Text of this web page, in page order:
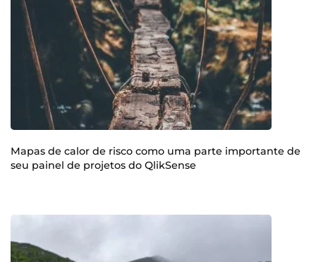
Mapas de calor de risco como uma parte importante de
seu painel de projetos do QlikSense